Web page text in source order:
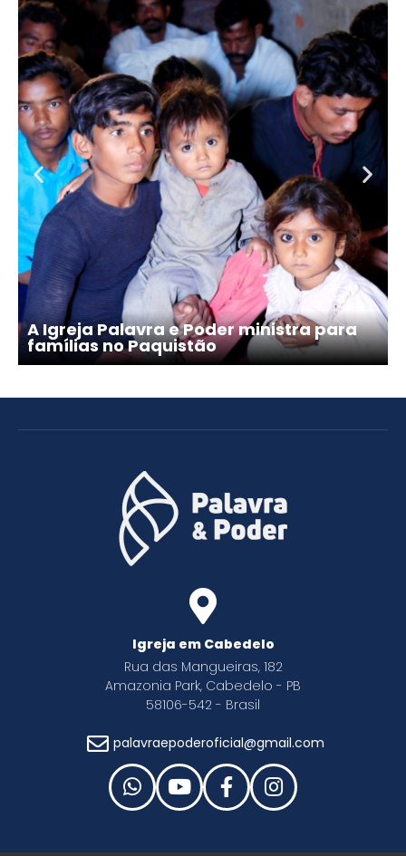
A Igreja Palavra e Poder ministra para
famílias no Paquistão
Igreja em Cabedelo
Rua das Mangueiras, 182
Amazonia Park, Cabedelo - PB
58106-542 - Brasil
palavraepoderoficial@gmail.com